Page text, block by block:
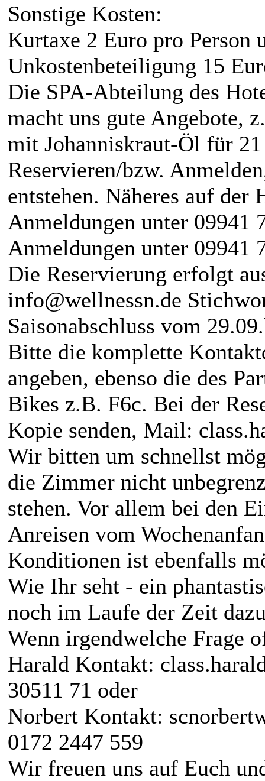
Sonstige Kosten:
Kurtaxe 2 Euro pro Person
Unkostenbeteiligung 15
Die SPA-Abteilung des
macht uns gute Angebote,
mit Johanniskraut-Öl für
Reservieren/bzw.
entstehen. Näheres auf der
Anmeldungen unter 09941
Anmeldungen unter 09941
Die Reservierung erfolgt
info@wellnessn.de
Saisonabschluss vom
Bitte die komplette
angeben, ebenso die des
Bikes z.B. F6c. Bei der
Kopie senden, Mail:
Wir bitten um schnellst
die Zimmer nicht
stehen. Vor allem bei den
Anreisen vom
Konditionen ist ebenfalls
Wie Ihr seht - ein
noch im Laufe der Zeit
Wenn irgendwelche Frage
Harald Kontakt:
30511 71 oder
Norbert Kontakt:
0172 2447 559
Wir freuen uns auf Euch